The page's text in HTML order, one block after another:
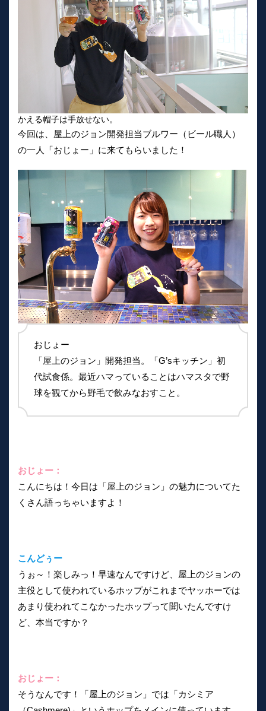
かえる帽子は手放せない。
今回は、屋上のジョン開発担当ブルワー（ビール職人）
の一人「おじょー」に来てもらいました！
おじょー
「屋上のジョン」開発担当。「G’sキッチン」初
代試食係。最近ハマっていることはハマスタで野
球を観てから野毛で飲みなおすこと。
おじょー：
こんにちは！今日は「屋上のジョン」の魅力についてた
くさん語っちゃいますよ！
こんどぅー
うぉ～！楽しみっ！早速なんですけど、屋上のジョンの
主役として使われているホップがこれまでヤッホーでは
あまり使われてこなかったホップって聞いたんですけ
ど、本当ですか？
おじょー：
そうなんです！「屋上のジョン」では「カシミア